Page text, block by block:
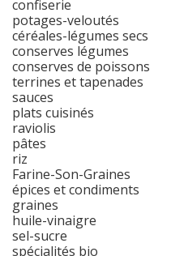
confiserie
potages-veloutés
céréales-légumes secs
conserves légumes
conserves de poissons
terrines et tapenades
sauces
plats cuisinés
raviolis
pâtes
riz
Farine-Son-Graines
épices et condiments
graines
huile-vinaigre
sel-sucre
spécialités bio